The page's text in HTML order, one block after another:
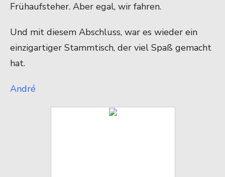
Frühaufsteher. Aber egal, wir fahren.
Und mit diesem Abschluss, war es wieder ein
einzigartiger Stammtisch, der viel Spaß gemacht
hat.
André